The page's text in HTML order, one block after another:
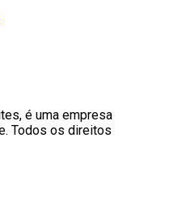
é uma empresa
Todos os direitos